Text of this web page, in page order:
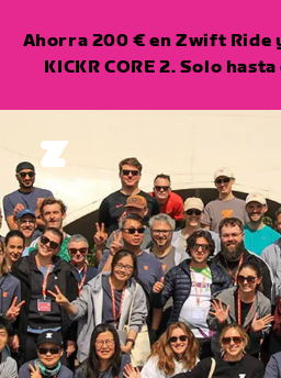
Ahorra 200 € en Zwift Ride
KICKR CORE 2. Solo